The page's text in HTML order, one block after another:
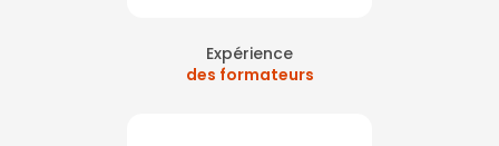
Expérience
des formateurs